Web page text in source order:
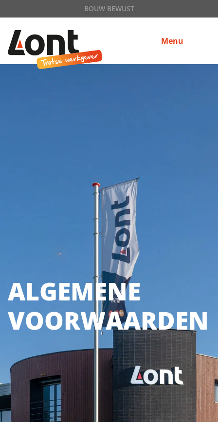
BOUW BEWUST
Menu
ALGEMENE
VOORWAARDEN